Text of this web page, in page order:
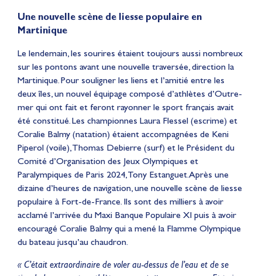
Une nouvelle scène de liesse populaire en
Martinique
Le lendemain, les sourires étaient toujours aussi nombreux
sur les pontons avant une nouvelle traversée, direction la
Martinique. Pour souligner les liens et l’amitié entre les
deux îles, un nouvel équipage composé d’athlètes d’Outre-
mer qui ont fait et feront rayonner le sport français avait
été constitué. Les championnes Laura Flessel (escrime) et
Coralie Balmy (natation) étaient accompagnées de Keni
Piperol (voile), Thomas Debierre (surf) et le Président du
Comité d’Organisation des Jeux Olympiques et
Paralympiques de Paris 2024, Tony Estanguet. Après une
dizaine d’heures de navigation, une nouvelle scène de liesse
populaire à Fort-de-France. Ils sont des milliers à avoir
acclamé l’arrivée du Maxi Banque Populaire XI puis à avoir
encouragé Coralie Balmy qui a mené la Flamme Olympique
du bateau jusqu’au chaudron.
« C’était extraordinaire de voler au-dessus de l’eau et de se